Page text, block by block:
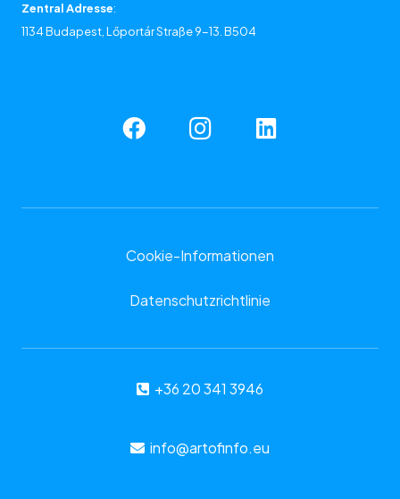
Zentral Adresse:
1134 Budapest, Lőportár Straße 9-13. B504
Cookie-Informationen
Datenschutzrichtlinie
+36 20 341 3946
info@artofinfo.eu